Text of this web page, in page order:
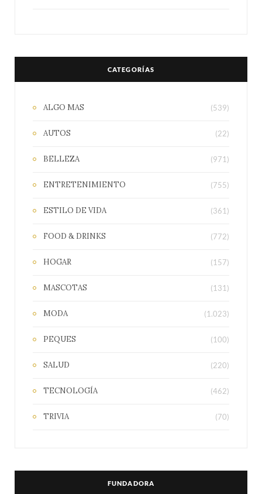
CATEGORÍAS
ALGO MAS (539)
AUTOS (22)
BELLEZA (971)
ENTRETENIMIENTO (755)
ESTILO DE VIDA (361)
FOOD & DRINKS (772)
HOGAR (157)
MASCOTAS (131)
MODA (1.023)
PEQUES (100)
SALUD (220)
TECNOLOGÍA (462)
TRIVIA (70)
FUNDADORA